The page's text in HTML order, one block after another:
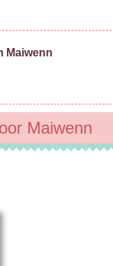
Maiwenn
Maiwenn